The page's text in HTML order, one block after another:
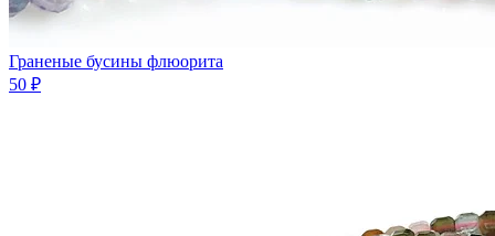
Граненые бусины флюорита
50 ₽